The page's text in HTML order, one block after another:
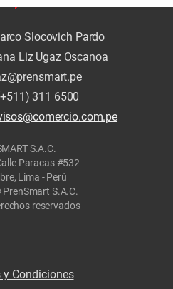
Slocovich Pardo
Liz Ugaz Oscanoa
311 6500
S.A.C.
Paracas #532
Lima - Perú
S.A.C.
reservados
y Condiciones